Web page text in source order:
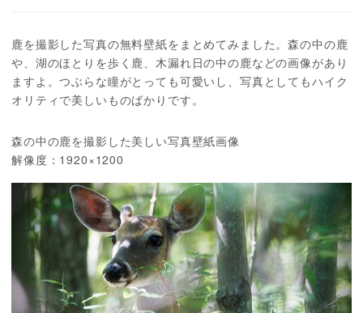
鹿を撮影した写真の無料壁紙をまとめてみました。森の中の鹿
や、湖のほとりを歩く鹿、木漏れ日の中の鹿などの画像があり
ますよ。つぶらな瞳がとっても可愛いし、写真としてもハイク
オリティで美しいものばかりです。
森の中の鹿を撮影した美しい写真壁紙画像
解像度：1920×1200